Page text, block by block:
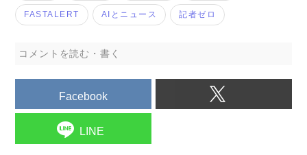
FASTALERT AIとニュース 記者ゼロ
コメントを読む・書く
Facebook
LINE